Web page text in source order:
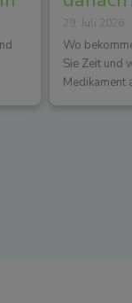
29. Juli 2026
Wo
Sie Zeit und
Medikament